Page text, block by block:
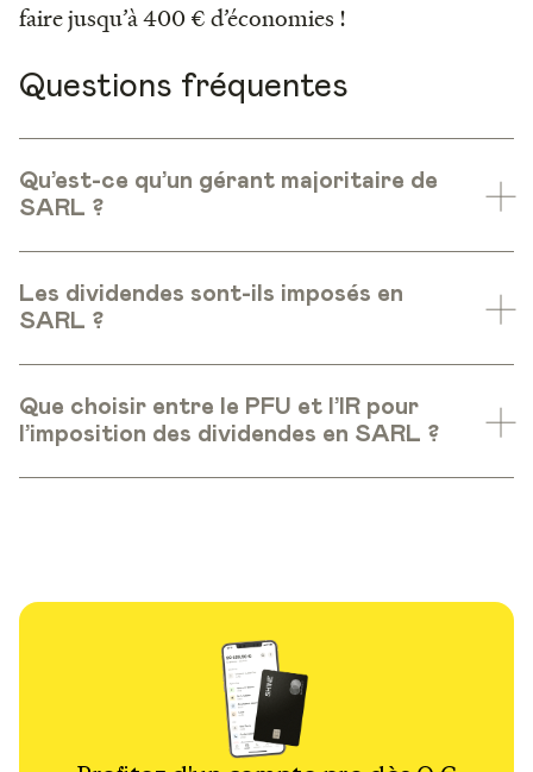
faire jusqu’à 400 € d’économies !
Questions fréquentes
Qu’est-ce qu’un gérant majoritaire de
SARL ?
Les dividendes sont-ils imposés en
SARL ?
Que choisir entre le PFU et l’IR pour
l’imposition des dividendes en SARL ?